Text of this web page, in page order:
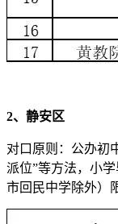
2、静安区
对口原则：公办初
派位”等方法，小
市回民中学除外）